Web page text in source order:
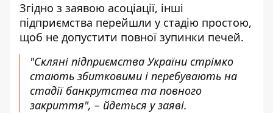
Згідно з заявою асоціації, інші
підприємства перейшли у стадію простою,
щоб не допустити повної зупинки печей.
"Скляні підприємства України стрімко
стають збитковими і перебувають на
стадії банкрутства та повного
закриття", – йдеться у заяві.